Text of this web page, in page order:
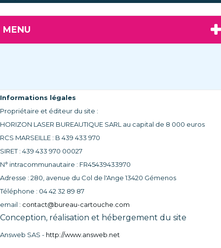
MENU
Informations légales
Propriétaire et éditeur du site :
HORIZON LASER BUREAUTIQUE SARL au capital de 8 000 euros
RCS MARSEILLE : B 439 433 970
SIRET : 439 433 970 00027
N° intracommunautaire : FR45439433970
Adresse : 280, avenue du Col de l'Ange 13420 Gémenos
Téléphone : 04 42 32 89 87
email : contact@bureau-cartouche.com
Conception, réalisation et hébergement du site
Answeb SAS - http://www.answeb.net